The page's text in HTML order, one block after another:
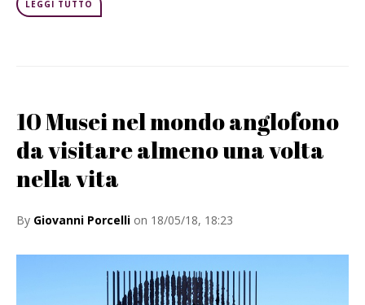
LEGGI TUTTO
10 Musei nel mondo anglofono
da visitare almeno una volta
nella vita
By Giovanni Porcelli on 18/05/18, 18:23